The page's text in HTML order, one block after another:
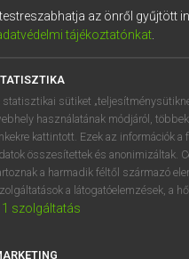
VAN ELŐFIZETÉSED?
megtekintéséhez.
az önről gyűjtött
tájékoztatónkat.
statisztikai sütiket
használatának módjáról,
kattintott. Ezek az információk
összesítettek és anonimizáltak.
a harmadik féltől származó
a látogatóelemzések, a
1 szolgáltatás
DE CN FR ES IT NL
1 2 3 4
q w e r
a s d f
í y x c